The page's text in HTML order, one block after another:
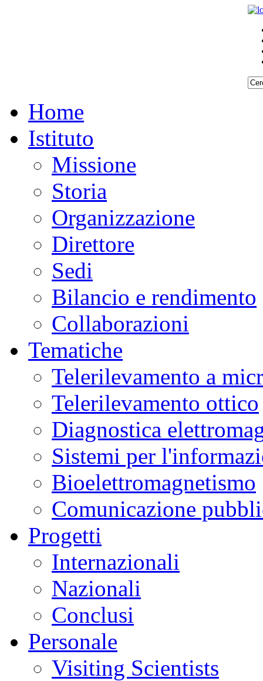
Home
Istituto
Missione
Storia
Organizzazione
Direttore
Sedi
Bilancio e rendimento
Collaborazioni
Tematiche
Telerilevamento a
Telerilevamento ottico
Diagnostica
Sistemi per
Bioelettromagnetismo
Comunicazione
Progetti
Internazionali
Nazionali
Conclusi
Personale
Visiting Scientists